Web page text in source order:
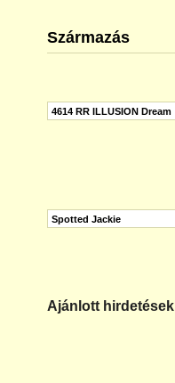
Származás
4614 RR ILLUSION Dream
Spotted Jackie
Ajánlott hirdetések